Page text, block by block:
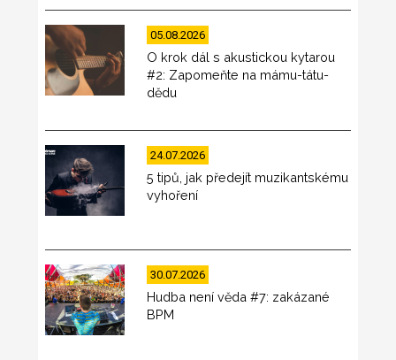
05.08.2026
O krok dál s akustickou kytarou
#2: Zapomeňte na mámu-tátu-
dědu
24.07.2026
5 tipů, jak předejít muzikantskému
vyhoření
30.07.2026
Hudba není věda #7: zakázané
BPM